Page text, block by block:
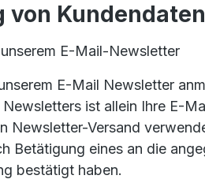
von
E-Mail-Newsletter
E-Mail Newsletter
ist allein Ihre E-
Newsletter-Versand
Betätigung eines an die
bestätigt haben.